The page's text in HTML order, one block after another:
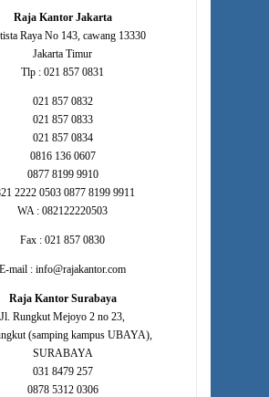
Raja Kantor Jakarta
Raya No 143, cawang 13330
Jakarta Timur
Tlp : 021 857 0831
021 857 0832
021 857 0833
021 857 0834
0816 136 0607
0877 8199 9910
2222 0503 0877 8199 9911
WA : 082122220503
Fax : 021 857 0830
E-mail : info@rajakantor.com
Raja Kantor Surabaya
Jl. Rungkut Mejoyo 2 no 23,
(samping kampus UBAYA),
SURABAYA
031 8479 257
0878 5312 0306